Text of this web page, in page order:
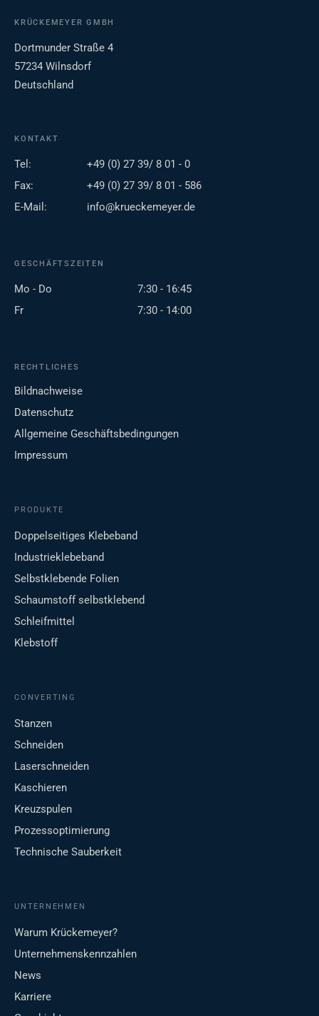
KRÜCKEMEYER GMBH
Dortmunder Straße 4
57234 Wilnsdorf
Deutschland
KONTAKT
Tel:
+49 (0) 27 39/ 8 01 - 0
Fax:
+49 (0) 27 39/ 8 01 - 586
E-Mail:
info@krueckemeyer.de
GESCHÄFTSZEITEN
Mo - Do
7:30 - 16:45
Fr
7:30 - 14:00
RECHTLICHES
Bildnachweise
Datenschutz
Allgemeine Geschäftsbedingungen
Impressum
PRODUKTE
Doppelseitiges Klebeband
Industrieklebeband
Selbstklebende Folien
Schaumstoff selbstklebend
Schleifmittel
Klebstoff
CONVERTING
Stanzen
Schneiden
Laserschneiden
Kaschieren
Kreuzspulen
Prozessoptimierung
Technische Sauberkeit
UNTERNEHMEN
Warum Krückemeyer?
Unternehmenskennzahlen
News
Karriere